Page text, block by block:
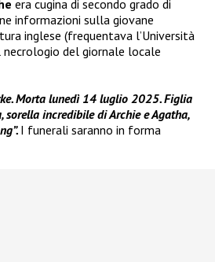
era cugina di secondo grado di
informazioni sulla giovane
inglese (frequentava l’Università
necrologio del giornale locale
Morta lunedì 14 luglio 2025. Figlia
sorella incredibile di Archie e Agatha,
I funerali saranno in forma